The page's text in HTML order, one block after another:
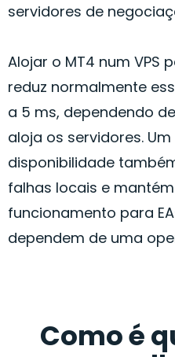
servidores de
Alojar o MT4 num VPS
reduz normalmente
a 5 ms, dependendo
aloja os servidores. Um
disponibilidade
falhas locais e
funcionamento para
dependem de uma
Como é